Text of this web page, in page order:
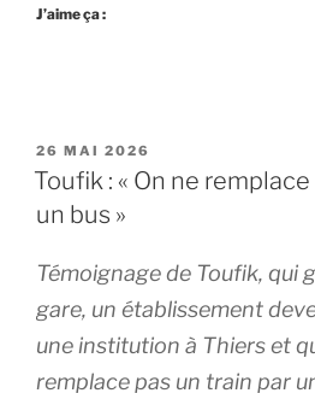
J’aime ça :
PUBLIÉ
LE
26 MAI 2026
Toufik : « On ne
un bus »
Témoignage de Toufik, qui
gare, un établissement
une institution à Thiers et
remplace pas un train par